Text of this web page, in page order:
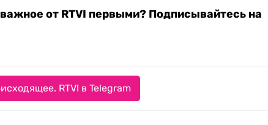
от RTVI первыми? Подписывайтесь на
RTVI в Telegram